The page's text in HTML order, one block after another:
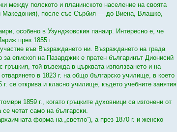
между полското и планинското население на своята
Македония), после със Сърбия — до Виена, Влашко,
особено в Узунджовския панаир. Интересно е, че
през 1855 г.
във Възраждането ни. Възраждането на града
за епископ на Пазарджик е пратен българинът Дионисий
той въвежда в църквата използването и на
в 1823 г. на общо българско училище, в което
се открива и класно училище, където учебните занятия
1859 г., когато гръцките духовници са изгонени от
четат само на български.
форма на „светло“), а през 1870 г. и женско